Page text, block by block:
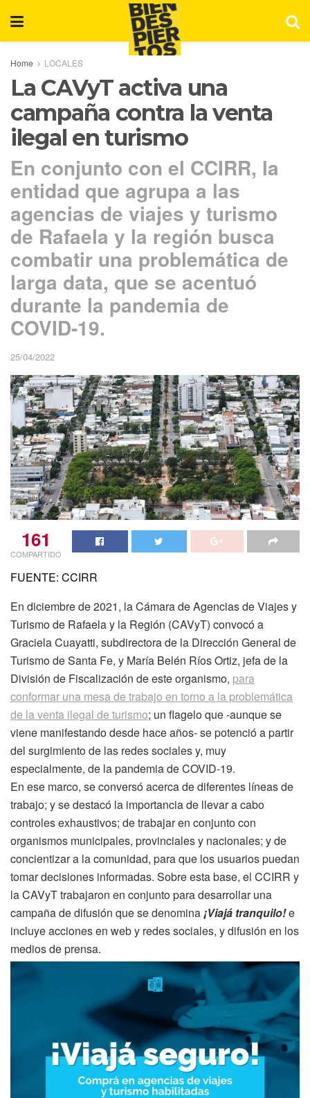
Home LOCALES
La CAVyT activa una
campaña contra la venta
ilegal en turismo
En conjunto con el CCIRR, la
entidad que agrupa a las
agencias de viajes y turismo
de Rafaela y la región busca
combatir una problemática de
larga data, que se acentuó
durante la pandemia de
COVID-19.
25/04/2022
161
COMPARTIDO
FUENTE: CCIRR
En diciembre de 2021, la Cámara de Agencias de Viajes y
Turismo de Rafaela y la Región (CAVyT) convocó a
Graciela Cuayatti, subdirectora de la Dirección General de
Turismo de Santa Fe, y María Belén Ríos Ortiz, jefa de la
División de Fiscalización de este organismo, para
conformar una mesa de trabajo en torno a la problemática
de la venta ilegal de turismo; un flagelo que -aunque se
viene manifestando desde hace años- se potenció a partir
del surgimiento de las redes sociales y, muy
especialmente, de la pandemia de COVID-19.
En ese marco, se conversó acerca de diferentes líneas de
trabajo; y se destacó la importancia de llevar a cabo
controles exhaustivos; de trabajar en conjunto con
organismos municipales, provinciales y nacionales; y de
concientizar a la comunidad, para que los usuarios puedan
tomar decisiones informadas. Sobre esta base, el CCIRR y
la CAVyT trabajaron en conjunto para desarrollar una
campaña de difusión que se denomina¡Viajá tranquilo!e
incluye acciones en web y redes sociales, y difusión en los
medios de prensa.